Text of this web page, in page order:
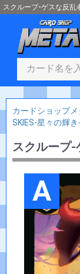
スクループ-ゲスな反乱
カードショップ
SKIES-星々の輝き-]
スクループ-
A